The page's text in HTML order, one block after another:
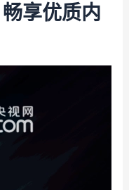
享优质内